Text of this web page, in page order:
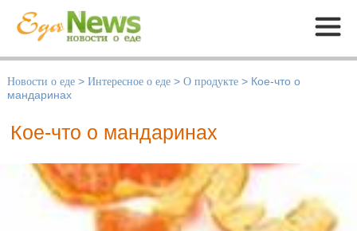
Меню
Новости о еде > Интересное о еде > О продукте > Кое-что о
мандаринах
Кое-что о мандаринах